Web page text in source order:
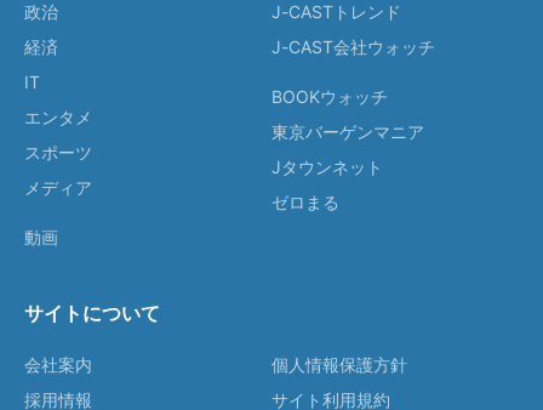
政治
経済
IT
エンタメ
スポーツ
メディア
動画
J-CASTトレンド
J-CAST会社ウォッチ
BOOKウォッチ
東京バーゲンマニア
Jタウンネット
ゼロまる
サイトについて
会社案内
採用情報
個人情報保護方針
サイト利用規約